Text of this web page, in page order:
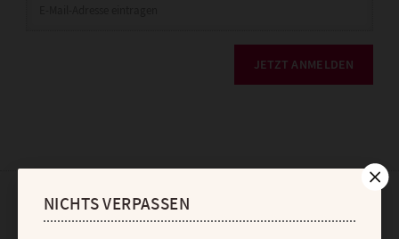
JETZT ANMELDEN
AGB und Widerrufsbelehrung
NICHTS VERPASSEN